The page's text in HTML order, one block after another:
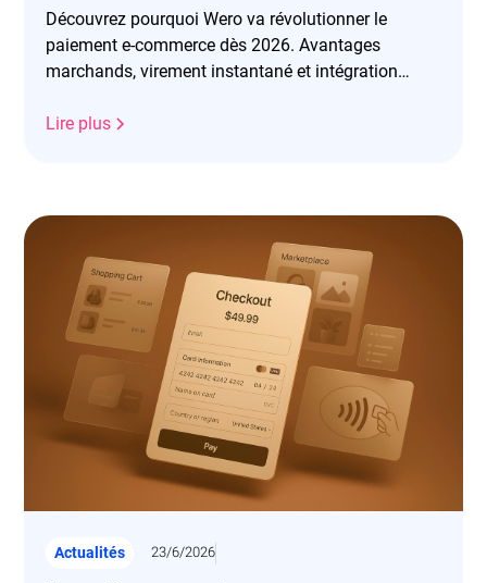
Découvrez pourquoi Wero va révolutionner le
paiement e-commerce dès 2026. Avantages
marchands, virement instantané et intégration
Lire plus
Actualités 23/6/2026